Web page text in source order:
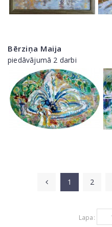
Bērziņa Maija
piedāvājumā 2 darbi
1 2
Lapa: